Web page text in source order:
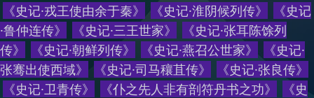
《史记·戎王使由余于秦》 《史记·淮阴候列传》 《史记
·鲁仲连传》 《史记·三王世家》 《史记·张耳陈馀列
传》 《史记·朝鲜列传》 《史记·燕召公世家》 《史记·
张骞出使西域》 《史记·司马穰苴传》 《史记·张良传》
《史记·卫青传》 《仆之先人非有剖符丹书之功》 《史